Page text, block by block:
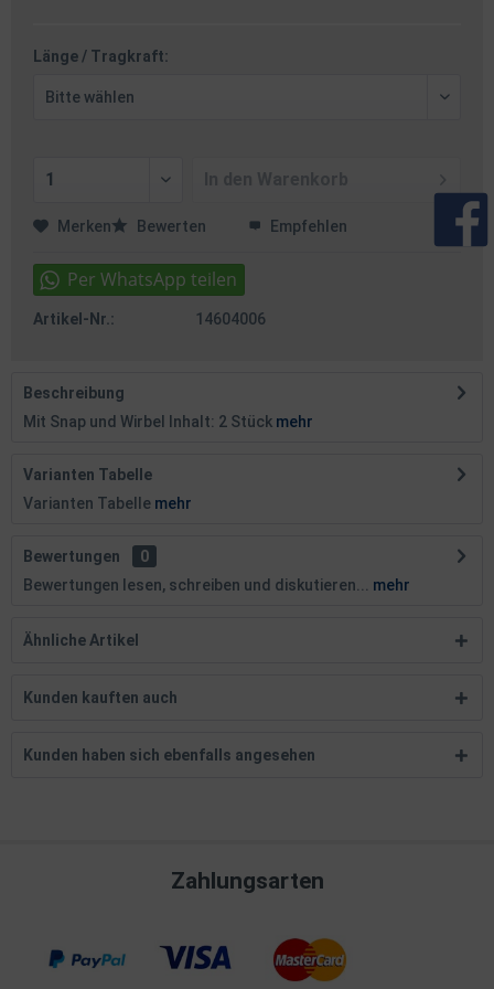
Länge / Tragkraft:
Merken Bewerten Empfehlen
Artikel-Nr.: 14604006
Beschreibung
Mit Snap und Wirbel Inhalt: 2 Stück mehr
Varianten Tabelle
Varianten Tabelle mehr
Bewertungen
0
Bewertungen lesen, schreiben und diskutieren...
mehr
Ähnliche Artikel
Kunden kauften auch
Kunden haben sich ebenfalls angesehen
Zahlungsarten